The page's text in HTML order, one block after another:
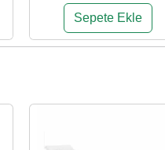
Sepete Ekle